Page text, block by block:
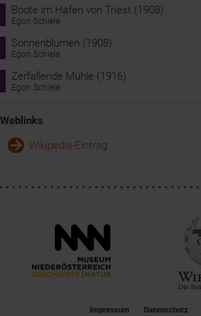
6.4.2018
Neueröffnung des Egon Schiele
Boote im Hafen von Triest (1908)
Egon Schiele
Sonnenblumen (1908)
Egon Schiele
Zerfallende Mühle (1916)
Egon Schiele
Weblinks
Wikipedia-Eintrag
Impressum Datenschutz